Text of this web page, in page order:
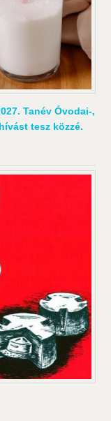
Tanév Óvodai-,
tesz közzé.